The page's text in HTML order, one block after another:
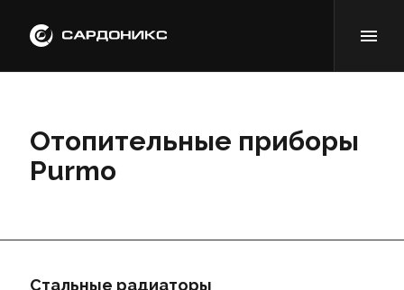
Отопительные приборы
Purmo
Стальные радиаторы